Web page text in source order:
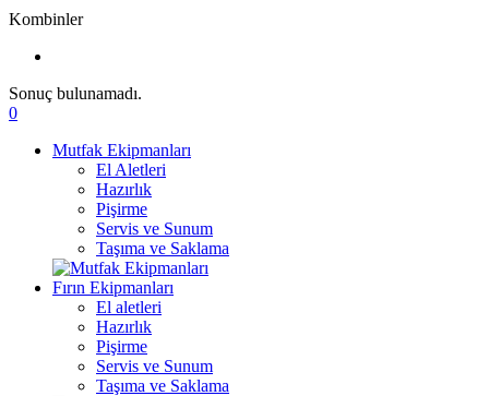
Kombinler
Sonuç bulunamadı.
0
Mutfak Ekipmanları
El Aletleri
Hazırlık
Pişirme
Servis ve Sunum
Taşıma ve Saklama
Fırın Ekipmanları
El aletleri
Hazırlık
Pişirme
Servis ve Sunum
Taşıma ve Saklama